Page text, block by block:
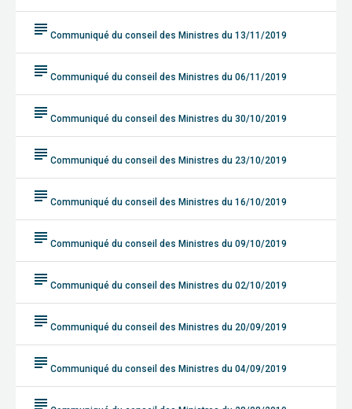
subject Communiqué du conseil des Ministres du 13/11/2019
subject Communiqué du conseil des Ministres du 06/11/2019
subject Communiqué du conseil des Ministres du 30/10/2019
subject Communiqué du conseil des Ministres du 23/10/2019
subject Communiqué du conseil des Ministres du 16/10/2019
subject Communiqué du conseil des Ministres du 09/10/2019
subject Communiqué du conseil des Ministres du 02/10/2019
subject Communiqué du conseil des Ministres du 20/09/2019
subject Communiqué du conseil des Ministres du 04/09/2019
subject